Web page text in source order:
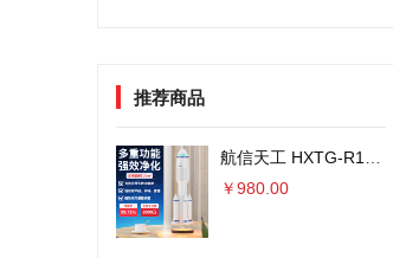
推荐商品
￥980.00